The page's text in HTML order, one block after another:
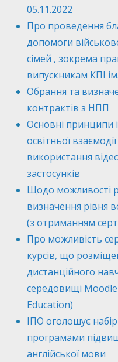
05.11.2022
Про проведення
допомоги
сімей , зокрема
випускникам КПІ
Обрання та
контрактів з НПП
Основні принципи
освітньої
використання
застосунків
Щодо можливості
визначення рівня
(з отриманням
Про можливість
курсів, що
дистанційного
середовищі
Education)
ІПО оголошує
програмами
англійської мови